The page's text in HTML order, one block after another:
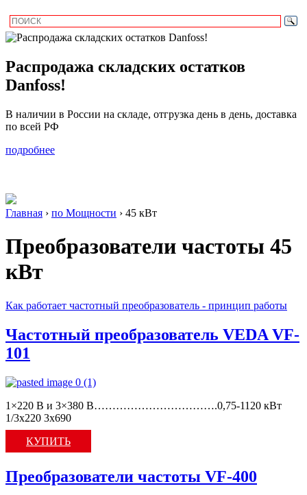
Распродажа складских остатков
Danfoss!
В наличии в России на складе, отгрузка день в день, доставка
по всей РФ
подробнее
Главная › по Мощности › 45 кВт
Преобразователи частоты 45
кВт
Как работает частотный преобразователь - принцип работы
Частотный преобразователь VEDA VF-
101
1×220 В и 3×380 В…………………………….0,75-1120 кВт
1/3x220 3х690
КУПИТЬ
Преобразователи частоты VF-400